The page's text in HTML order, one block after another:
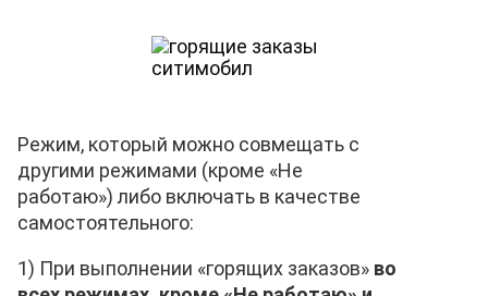
Режим, который можно совмещать с
другими режимами (кроме «Не
работаю») либо включать в качестве
самостоятельного:
1) При выполнении «горящих заказов» во